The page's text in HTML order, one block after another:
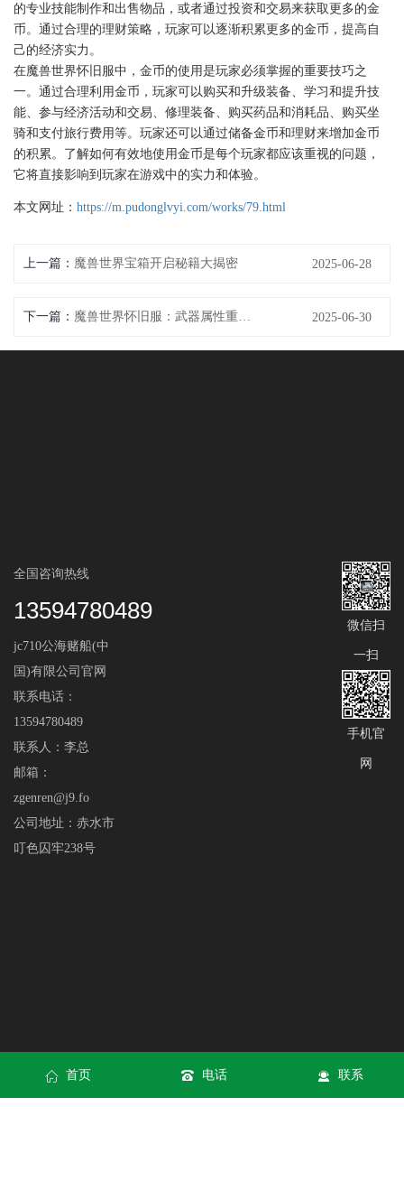
的专业技能制作和出售物品，或者通过投资和交易来获取更多的金
币。通过合理的理财策略，玩家可以逐渐积累更多的金币，提高自
己的经济实力。
在魔兽世界怀旧服中，金币的使用是玩家必须掌握的重要技巧之
一。通过合理利用金币，玩家可以购买和升级装备、学习和提升技
能、参与经济活动和交易、修理装备、购买药品和消耗品、购买坐
骑和支付旅行费用等。玩家还可以通过储备金币和理财来增加金币
的积累。了解如何有效地使用金币是每个玩家都应该重视的问题，
它将直接影响到玩家在游戏中的实力和体验。
本文网址： https://m.pudonglvyi.com/works/79.html
上一篇： 魔兽世界宝箱开启秘籍大揭密 2025-06-28
下一篇： 2025-06-30
全国咨询热线
13594780489
jc710公海赌船(中
国)有限公司官网
联系电话：
13594780489
联系人：李总
邮箱：
zgenren@j9.fo
公司地址：赤水市
叮色囚牢238号
微信扫
一扫
手机官
网
XML
首页 电话 联系